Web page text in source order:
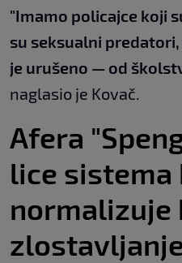
"Imamo policajce koji
su seksualni
je urušeno — od
naglasio je Kovač.
Afera
lice sistema
normalizuje